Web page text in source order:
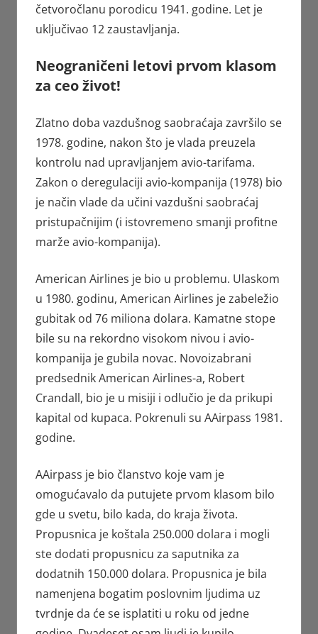
četvoročlanu porodicu 1941. godine. Let je
uključivao 12 zaustavljanja.
Neograničeni letovi prvom klasom
za ceo život!
Zlatno doba vazdušnog saobraćaja završilo se
1978. godine, nakon što je vlada preuzela
kontrolu nad upravljanjem avio-tarifama.
Zakon o deregulaciji avio-kompanija (1978) bio
je način vlade da učini vazdušni saobraćaj
pristupačnijim (i istovremeno smanji profitne
marže avio-kompanija).
American Airlines je bio u problemu. Ulaskom
u 1980. godinu, American Airlines je zabeležio
gubitak od 76 miliona dolara. Kamatne stope
bile su na rekordno visokom nivou i avio-
kompanija je gubila novac. Novoizabrani
predsednik American Airlines-a, Robert
Crandall, bio je u misiji i odlučio je da prikupi
kapital od kupaca. Pokrenuli su AAirpass 1981.
godine.
AAirpass je bio članstvo koje vam je
omogućavalo da putujete prvom klasom bilo
gde u svetu, bilo kada, do kraja života.
Propusnica je koštala 250.000 dolara i mogli
ste dodati propusnicu za saputnika za
dodatnih 150.000 dolara. Propusnica je bila
namenjena bogatim poslovnim ljudima uz
tvrdnje da će se isplatiti u roku od jedne